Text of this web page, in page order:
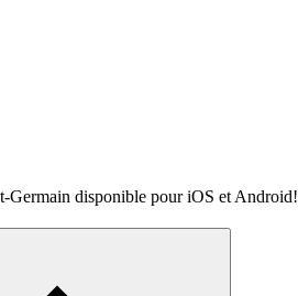
Germain disponible pour iOS et Android!